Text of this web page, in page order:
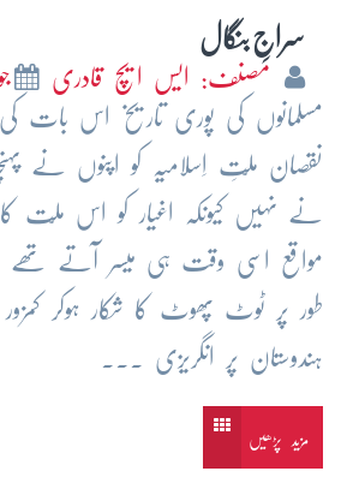
سراجِ بنگال
مصنف: ایس ایچ قادری
مسلمانوں کی پوری تاریخ اس بات کی
نقصان ملّتِ اِسلامیہ کو اپنوں نے
نے نہیں کیونکہ اغیار کو اس ملّت
مواقع اسی وقت ہی میسر آتے تھے
طور پر ٹوٹ پھوٹ کا شکار ہوکر
ہندوستان پر انگریزی ...
مزید پڑھیں